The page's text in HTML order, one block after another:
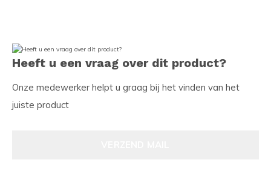
Heeft u een vraag over dit product?
Onze medewerker helpt u graag bij het vinden van het
juiste product